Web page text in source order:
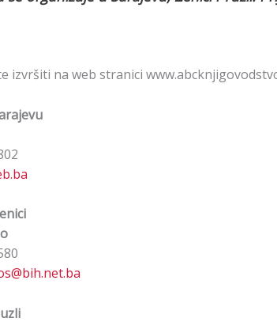
izvršiti na web stranici